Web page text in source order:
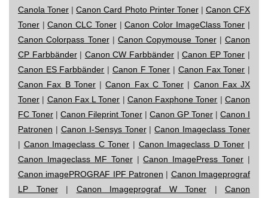
Canola Toner |Canon Card Photo Printer Toner| Canon CFX
Toner |Canon CLC Toner|Canon Color ImageClass Toner |
Canon Colorpass Toner| Canon Copymouse Toner| Canon
CP Farbbänder| Canon CW Farbbänder |Canon EP Toner |
Canon ES Farbbänder | Canon F Toner | Canon Fax Toner |
Canon Fax B Toner|Canon Fax C Toner | Canon Fax JX
Toner | Canon Fax L Toner | Canon Faxphone Toner |Canon
FC Toner | Canon Fileprint Toner | Canon GP Toner | Canon I
Patronen | Canon I-Sensys Toner|Canon Imageclass Toner
| Canon Imageclass C Toner | Canon Imageclass D Toner |
Canon Imageclass MF Toner|Canon ImagePress Toner |
Canon imagePROGRAF IPF Patronen | Canon Imageprograf
LP Toner| Canon Imageprograf W Toner | Canon